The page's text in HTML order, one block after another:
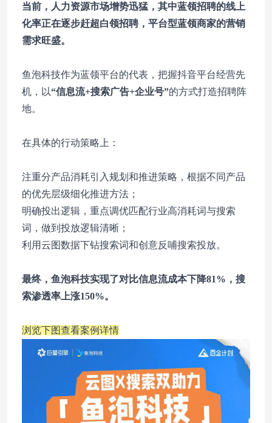
当前，人力资源市场增势迅猛，其中蓝领招聘的线上
化率正在逐步赶超白领招聘，平台型蓝领商家的营销
需求旺盛。
鱼泡科技作为蓝领平台的代表，把握抖音平台经营先
机，以“信息流+搜索广告+企业号”的方式打造招聘阵
地。
在具体的行动策略上：
注重分产品消耗引入规划和推进策略，根据不同产品
的优先层级细化推进方法；
明确投出逻辑，重点调优匹配行业高消耗词与搜索
词，做到投放逻辑清晰；
利用云图数据下钻搜索词和创意反哺搜索投放。
最终，鱼泡科技实现了对比信息流成本下降81%，搜
索渗透率上涨150%。
浏览下图查看案例详情